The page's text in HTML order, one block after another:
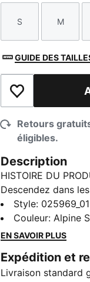
Taille
S
Taille
M
GUIDE DES
Ajouter à la
Retours
éligibles.
Description
HISTOIRE DU
Descendez dans
structurée ornée
visière pré-courbée
œillets offrent un
qualité.
Style: 025969_01
Couleur:Alpine
EN SAVOIR PLUS
Expédition et
Livraison standard